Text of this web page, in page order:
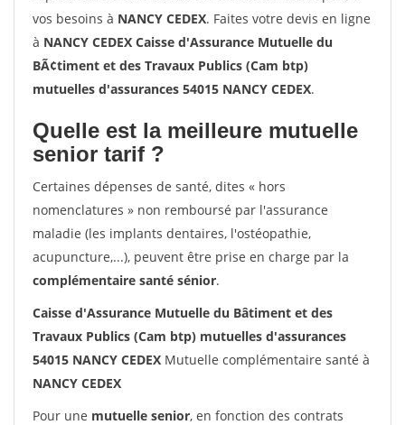
vos besoins à NANCY CEDEX. Faites votre devis en ligne
à NANCY CEDEX Caisse d'Assurance Mutuelle du
BÃ¢timent et des Travaux Publics (Cam btp)
mutuelles d'assurances 54015 NANCY CEDEX.
Quelle est la meilleure mutuelle
senior tarif ?
Certaines dépenses de santé, dites « hors
nomenclatures » non remboursé par l'assurance
maladie (les implants dentaires, l'ostéopathie,
acupuncture,...), peuvent être prise en charge par la
complémentaire santé sénior.
Caisse d'Assurance Mutuelle du Bâtiment et des
Travaux Publics (Cam btp) mutuelles d'assurances
54015 NANCY CEDEX Mutuelle complémentaire santé à
NANCY CEDEX
Pour une mutuelle senior, en fonction des contrats